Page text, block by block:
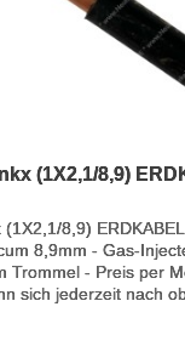
(1X2,1/8,9)
(1X2,1/8,9)
8,9mm - Gas-
Trommel - Preis per
sich jederzeit nach